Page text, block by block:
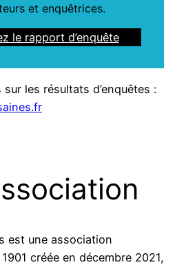
et enquêtrices.
le rapport d’enquête
les résultats d’enquêtes :
est une association
créée en décembre 2021,